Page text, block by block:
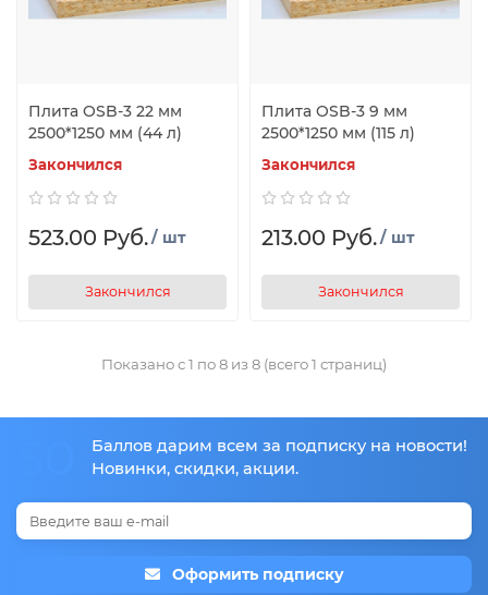
Плита OSB-3 22 мм
2500*1250 мм (44 л)
Закончился
523.00 Руб./ шт
Закончился
Плита OSB-3 9 мм
2500*1250 мм (115 л)
Закончился
213.00 Руб./ шт
Закончился
Показано с 1 по 8 из 8 (всего 1 страниц)
Баллов дарим всем за подписку на новости!
Новинки, скидки, акции.
Оформить подписку